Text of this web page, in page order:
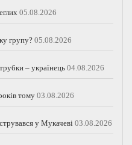
05.08.2026
групу? 05.08.2026
– українець04.08.2026
тому 03.08.2026
у Мукачеві 03.08.2026